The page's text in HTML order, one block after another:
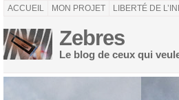
ACCUEIL MON PROJET LIBERTÉ DE
Zebres
Le blog de ceux qui